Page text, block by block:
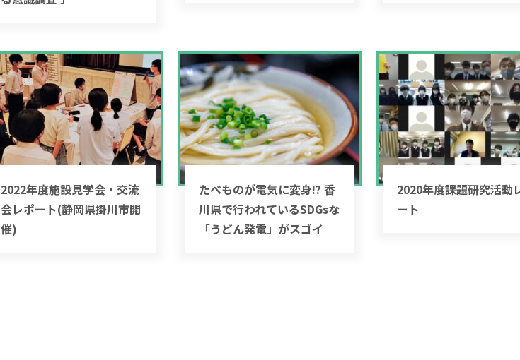
2022年度施設見学会・交流
会レポート(静岡県掛川市開
催)
たべものが電気に変身!? 香
川県で行われているSDGsな
「うどん発電」がスゴイ
2020年度課題研究活動
ート